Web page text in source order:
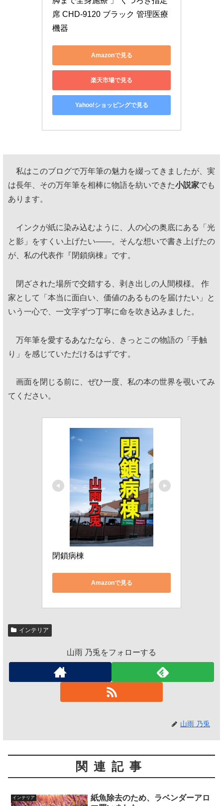
席 CHD-9120 ブラック 管理医療
機器
Amazonで見る
楽天市場で見る
Yahoo!ショッピングで見る
私はこのブログで万年筆の魅力を綴ってきましたが、実
は長年、その万年筆を相棒に物語を紡いできた小説家でも
あります。
インクが紙に染み込むように、人の心の奥底にある「光
と影」をすくい上げたい——。そんな想いで書き上げたの
が、私の代表作『閉鎖病棟』です。
閉ざされた場所で交錯する、剥き出しの人間模様。 作
家として「本当に面白い、価値のあるものを届けたい」と
いう一心で、一文字ずつ丁寧に命を吹き込みました。
万年筆を愛するあなたなら、きっとこの物語の「手触
り」を感じていただけるはずです。
画面を閉じる前に、ぜひ一度、私の本の世界を覗いてみ
てください。
閉鎖病棟
Amazonで見る
インテリア
山雨 乃兎をフォローする
山雨 乃兎
関連記事
インテリア
紙魚除去のため、ラベンダーアロ